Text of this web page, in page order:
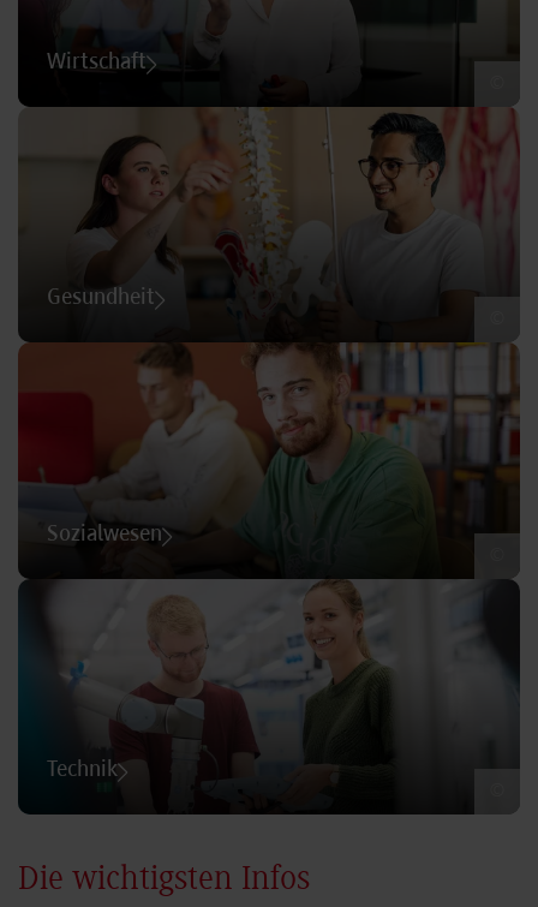
Wirtschaft
Gesundheit
Sozialwesen
Technik
Die wichtigsten Infos